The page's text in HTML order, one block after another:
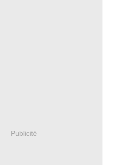
Publicité